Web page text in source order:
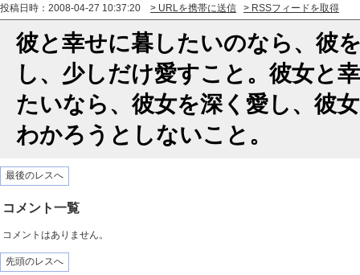
投稿日時：2008-04-27 10:37:20 > URLを携帯に送信 > RSSフィードを取得
彼と幸せに暮したいのなら、彼
し、少しだけ愛すこと。彼女と
たいなら、彼女を深く愛し、彼
わかろうとしないこと。
最後のレスへ
コメント一覧
コメントはありません。
先頭のレスへ